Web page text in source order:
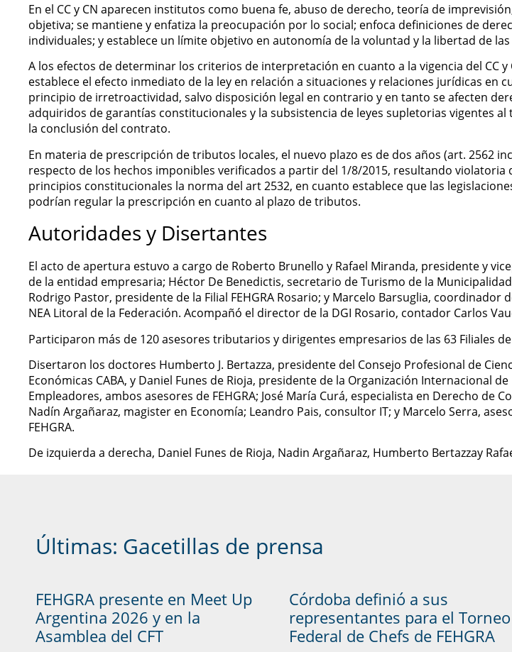
En el CC y CN aparecen institutos como buena fe, abuso de derecho, teoría de
objetiva; se mantiene y enfatiza la preocupación por lo social; enfoca definiciones de
individuales; y establece un límite objetivo en autonomía de la voluntad y la libertad de
A los efectos de determinar los criterios de interpretación en cuanto a la vigencia del CC y
establece el efecto inmediato de la ley en relación a situaciones y relaciones jurídicas en
principio de irretroactividad, salvo disposición legal en contrario y en tanto se afecten
adquiridos de garantías constitucionales y la subsistencia de leyes supletorias vigentes al
la conclusión del contrato.
En materia de prescripción de tributos locales, el nuevo plazo es de dos años (art. 2562
respecto de los hechos imponibles verificados a partir del 1/8/2015, resultando violatoria
principios constitucionales la norma del art 2532, en cuanto establece que las
podrían regular la prescripción en cuanto al plazo de tributos.
Autoridades y Disertantes
El acto de apertura estuvo a cargo de Roberto Brunello y Rafael Miranda, presidente y
de la entidad empresaria; Héctor De Benedictis, secretario de Turismo de la
Rodrigo Pastor, presidente de la Filial FEHGRA Rosario; y Marcelo Barsuglia, coordinador
NEA Litoral de la Federación. Acompañó el director de la DGI Rosario, contador Carlos
Participaron más de 120 asesores tributarios y dirigentes empresarios de las 63 Filiales de
Disertaron los doctores Humberto J. Bertazza, presidente del Consejo Profesional de
Económicas CABA, y Daniel Funes de Rioja, presidente de la Organización Internacional de
Empleadores, ambos asesores de FEHGRA; José María Curá, especialista en Derecho de
Nadín Argañaraz, magister en Economía; Leandro Pais, consultor IT; y Marcelo Serra,
FEHGRA.
De izquierda a derecha, Daniel Funes de Rioja, Nadin Argañaraz, Humberto Bertazzay
Últimas: Gacetillas de prensa
FEHGRA presente en Meet Up
Argentina 2026 y en la
Asamblea del CFT
Córdoba definió a sus
representantes para el Torneo
Federal de Chefs de FEHGRA